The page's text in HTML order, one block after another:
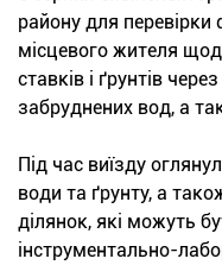
району для перевірки
місцевого жителя
ставків і ґрунтів
забруднених вод, а
Під час виїзду
води та ґрунту, а
ділянок, які можуть
інструментально-